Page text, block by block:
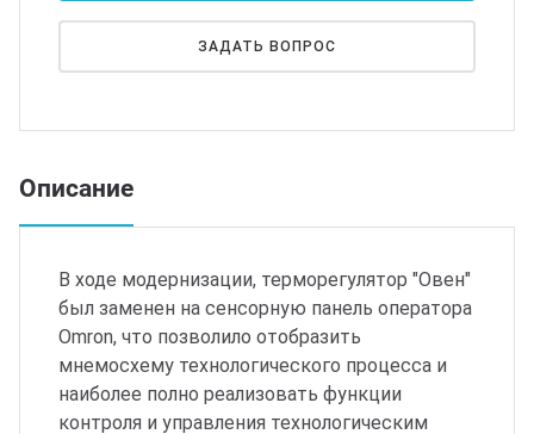
ЗАДАТЬ ВОПРОС
Описание
В ходе модернизации, терморегулятор "Овен"
был заменен на сенсорную панель оператора
Omron, что позволило отобразить
мнемосхему технологического процесса и
наиболее полно реализовать функции
контроля и управления технологическим